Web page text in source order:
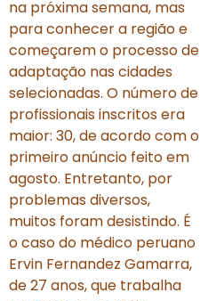
na próxima semana, mas
para conhecer a região e
começarem o processo de
adaptação nas cidades
selecionadas. O número de
profissionais inscritos era
maior: 30, de acordo com o
primeiro anúncio feito em
agosto. Entretanto, por
problemas diversos,
muitos foram desistindo. É
o caso do médico peruano
Ervin Fernandez Gamarra,
de 27 anos, que trabalha